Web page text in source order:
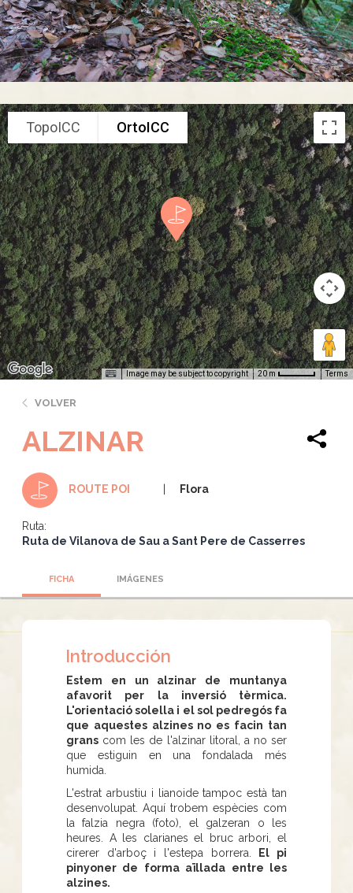
TopoICC OrtoICC
Image may be subject to copyright 20 m Terms
VOLVER
ALZINAR
ROUTE POI Flora
Ruta:
Ruta de Vilanova de Sau a Sant Pere de Casserres
FICHA IMÁGENES
Introducción
Estem en un alzinar de muntanya
afavorit per la inversió tèrmica.
L'orientació solella i el sol pedregós fa
que aquestes alzines no es facin tan
grans com les de l'alzinar litoral, a no ser
que estiguin en una fondalada més
humida.
L'estrat arbustiu i lianoide tampoc està tan
desenvolupat. Aquí trobem espècies com
la falzia negra (foto), el galzeran o les
heures. A les clarianes el bruc arbori, el
cirerer d'arboç i l'estepa borrera.
El pi
pinyoner de forma aïllada entre les
alzines.